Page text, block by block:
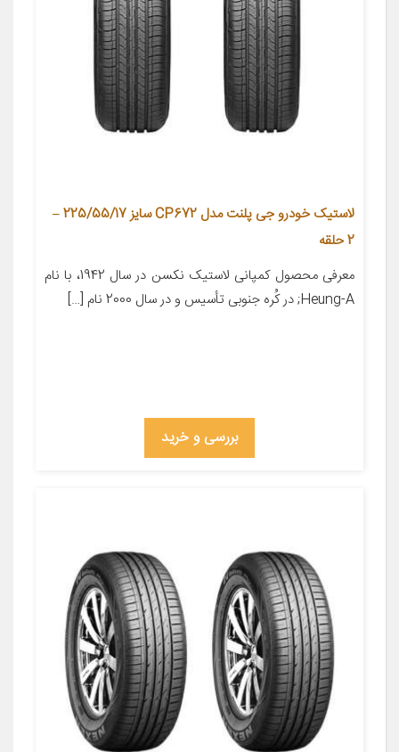
لاستیک خودرو جی پلنت مدل CP672 سایز 225/55/17 –
2 حلقه
معرفی محصول کمپانی لاستیک نکسن در سال 1942، با نام
Heung-A; در کُره­ جنوبی تأسیس و در سال 2000 نام […]
بررسی و خرید